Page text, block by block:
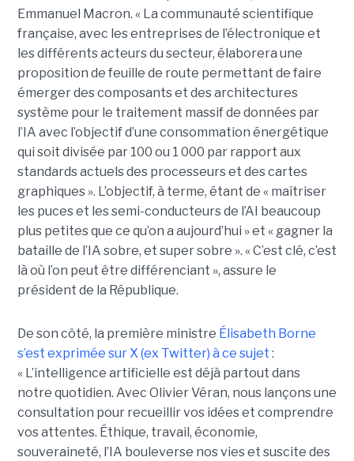
Emmanuel Macron. « La communauté scientifique
française, avec les entreprises de l’électronique et
les différents acteurs du secteur, élaborera une
proposition de feuille de route permettant de faire
émerger des composants et des architectures
système pour le traitement massif de données par
l’IA avec l’objectif d’une consommation énergétique
qui soit divisée par 100 ou 1 000 par rapport aux
standards actuels des processeurs et des cartes
graphiques ». L’objectif, à terme, étant de « maîtriser
les puces et les semi-conducteurs de l’AI beaucoup
plus petites que ce qu’on a aujourd’hui » et « gagner la
bataille de l’IA sobre, et super sobre ». « C’est clé, c’est
là où l’on peut être différenciant », assure le
président de la République.
De son côté, la première ministre Élisabeth Borne
s’est exprimée sur X (ex Twitter) à ce sujet :
« L’intelligence artificielle est déjà partout dans
notre quotidien. Avec Olivier Véran, nous lançons une
consultation pour recueillir vos idées et comprendre
vos attentes. Éthique, travail, économie,
souveraineté, l’IA bouleverse nos vies et suscite des